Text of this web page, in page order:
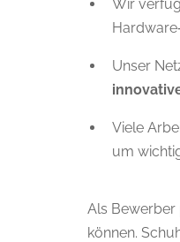
Wir
Unser
Viele
um
Als Bewerber
können.